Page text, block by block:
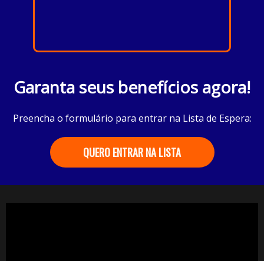
Garanta seus benefícios agora!
Preencha o formulário para entrar na Lista de Espera:
QUERO ENTRAR NA LISTA